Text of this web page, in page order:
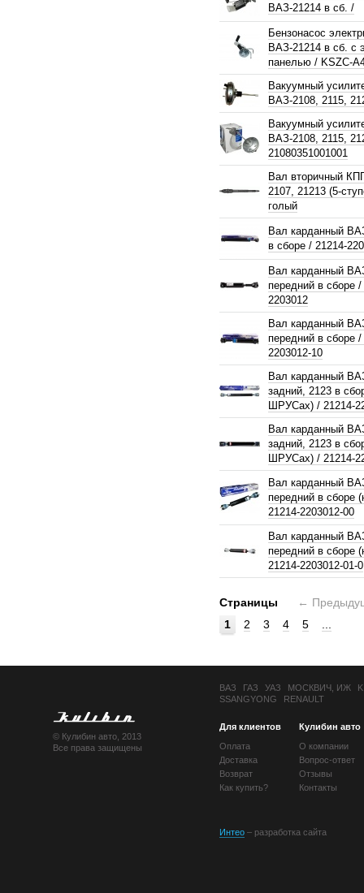
ВАЗ-21214 в сб. /
Бензонасос
ВАЗ-21214 в сб. с
панелью / KSZC-
Вакуумный
ВАЗ-2108, 2115,
Вакуумный
ВАЗ-2108, 2115,
21080351001001
Вал вторичный
2107, 21213 (5-
голый
Вал карданный
в сборе / 21214-
Вал карданный
передний в сборе /
2203012
Вал карданный
передний в сборе /
2203012-10
Вал карданный
задний, 2123 в
ШРУСах) / 21214-
Вал карданный
задний, 2123 в
ШРУСах) / 21214-
Вал карданный
передний в сборе
21214-2203012-00
Вал карданный
передний в сборе
21214-2203012-01-0
Страницы ←
1
2 3 4 5
ВАЗ ГАЗ УАЗ МОСКВИЧ, ИЖ
SSANGYONG
RENAULT
Для клиентов
Кулибин авто
Оплата
Доставка
Возврат
Как купить?
О компании
Вопрос-ответ
Отзывы
Контакты
Интео – разработка сайта
© Кулибин авто, 2013
Все права защищены